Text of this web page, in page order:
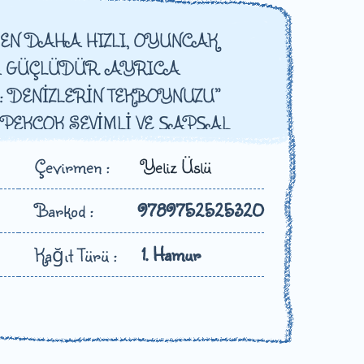
DAHA HIZLI, OYUNCAK
GÜÇLÜDÜR. AYRICA
TEKBOYNUZU”
SEVİMLİ VE ŞAPŞAL
ve kara kurbağasından beri
Yaratıcısı. DAV PILKEY
Çevirmen :
Yeliz Üslü
Barkod :
9789752525320
Kağıt Türü :
1. Hamur